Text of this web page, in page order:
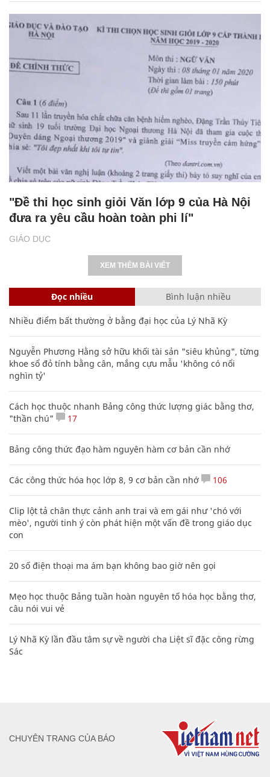
GIÁO DỤC
"Đề thi học sinh giỏi Văn lớp 9 của Hà Nội
đưa ra yêu cầu hoàn toàn phi lí"
XEM THÊM BÀI VIẾT
Đọc nhiều Bình luận nhiều
Nhiều điểm bất thường ở bằng đại học của Lý Nhã Kỳ
Nguyễn Phương Hằng sở hữu khối tài sản "siêu khủng", từng
khoe sổ đỏ tính bằng cân, mắng cựu mẫu 'không có nổi
nghìn tỷ'
Cách học thuộc nhanh Bảng công thức lượng giác bằng thơ,
"thần chú"
17
Bảng công thức đạo hàm nguyên hàm cơ bản cần nhớ
Các công thức hóa học lớp 8, 9 cơ bản cần nhớ 106
Clip lột tả chân thực cảnh anh trai và em gái như 'chó với
mèo', người tinh ý còn phát hiện một vấn đề trong giáo dục
con
20 số điện thoại ma ám bạn không bao giờ nên gọi
Mẹo học thuộc Bảng tuần hoàn nguyên tố hóa học bằng thơ,
câu nói vui vẻ
Lý Nhã Kỳ lần đầu tâm sự về người cha Liệt sĩ đặc công rừng
Sác
CHUYÊN TRANG CỦA BÁO